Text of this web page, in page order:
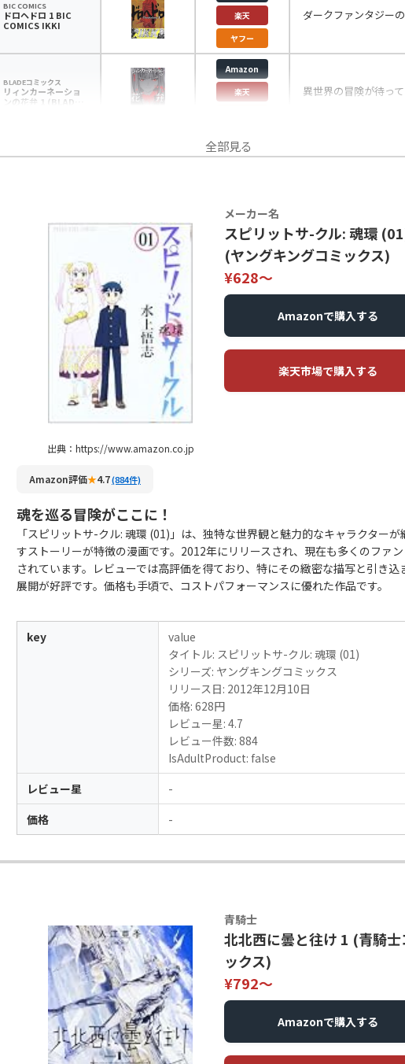
BIC COMICS
ドロヘドロ 1 BIC
COMICS IKKI
楽天
ヤフー
ダークファンタジー
BLADEコミックス
リィンカーネーショ
ンの花弁 1 (BLADE
Amazon
楽天
異世界の冒険が待っ
全部見る
出典：https://www.amazon.co.jp
メーカー名
スピリットサ-クル: 魂環
(ヤングキングコミックス)
¥628〜
Amazonで購入する
楽天市場で購入する
Amazon評価★4.7(884件)
魂を巡る冒険がここに！
「スピリットサ-クル: 魂環 (01)」は、独特な世界観と魅力的なキャラクターが
すストーリーが特徴の漫画です。2012年にリリースされ、現在も多くのファ
されています。レビューでは高評価を得ており、特にその緻密な描写と引き込
展開が好評です。価格も手頃で、コストパフォーマンスに優れた作品です。
key
value
タイトル: スピリットサ-クル: 魂環 (01)
シリーズ: ヤングキングコミックス
リリース日: 2012年12月10日
価格: 628円
レビュー星: 4.7
レビュー件数: 884
IsAdultProduct: false
レビュー星
-
価格
-
青騎士
北北西に曇と往け 1 (青騎士
ックス)
¥792〜
Amazonで購入する